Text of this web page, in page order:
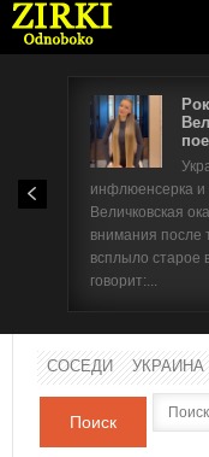
инфлюенсерка и
Величковская
внимания после
всплыло старое
говорит:...
СОСЕДИ УКРАИНА
Поиск